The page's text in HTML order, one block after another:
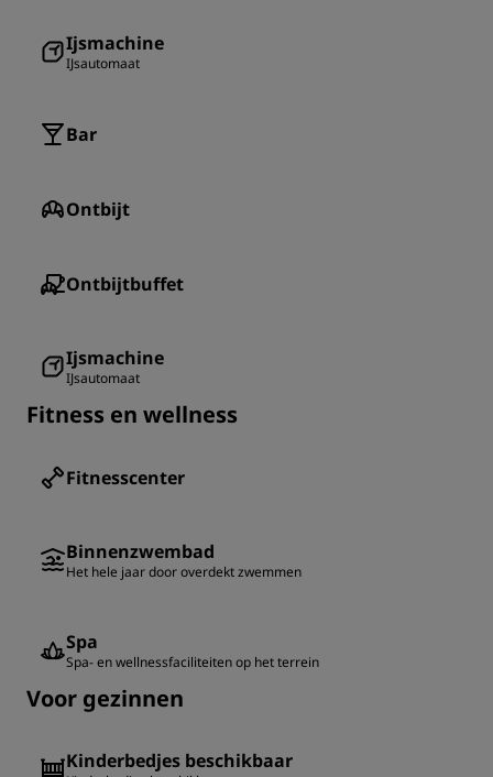
Ijsmachine
IJsautomaat
Bar
Ontbijt
Ontbijtbuffet
Ijsmachine
IJsautomaat
Fitness en wellness
Fitnesscenter
Binnenzwembad
Het hele jaar door overdekt zwemmen
Spa
Spa- en wellnessfaciliteiten op het terrein
Voor gezinnen
Kinderbedjes beschikbaar